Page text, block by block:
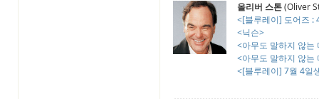
올리버 스톤(Oliver
<[블루레이] 도어즈 :
<닉슨>
<아무도 말하지 않는
<아무도 말하지 않는
<[블루레이] 7월 4일